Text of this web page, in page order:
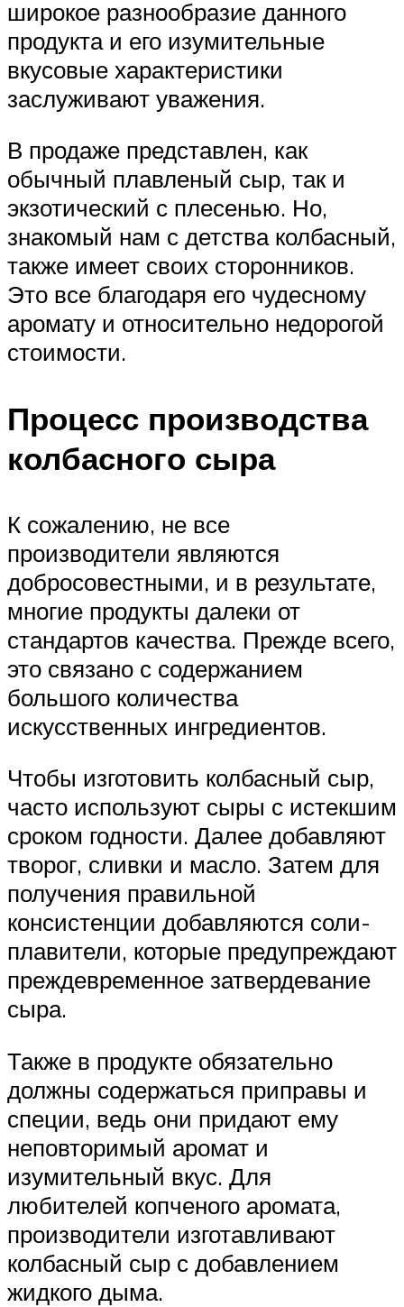
широкое разнообразие данного
продукта и его изумительные
вкусовые характеристики
заслуживают уважения.
В продаже представлен, как
обычный плавленый сыр, так и
экзотический с плесенью. Но,
знакомый нам с детства колбасный,
также имеет своих сторонников.
Это все благодаря его чудесному
аромату и относительно недорогой
стоимости.
Процесс производства
колбасного сыра
К сожалению, не все
производители являются
добросовестными, и в результате,
многие продукты далеки от
стандартов качества. Прежде всего,
это связано с содержанием
большого количества
искусственных ингредиентов.
Чтобы изготовить колбасный сыр,
часто используют сыры с истекшим
сроком годности. Далее добавляют
творог, сливки и масло. Затем для
получения правильной
консистенции добавляются соли-
плавители, которые предупреждают
преждевременное затвердевание
сыра.
Также в продукте обязательно
должны содержаться приправы и
специи, ведь они придают ему
неповторимый аромат и
изумительный вкус. Для
любителей копченого аромата,
производители изготавливают
колбасный сыр с добавлением
жидкого дыма.